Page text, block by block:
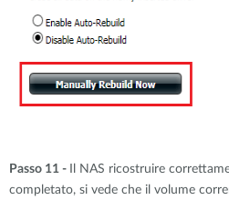
Passo 11 -
Il NAS ricostruire
completato, si vede che il volume